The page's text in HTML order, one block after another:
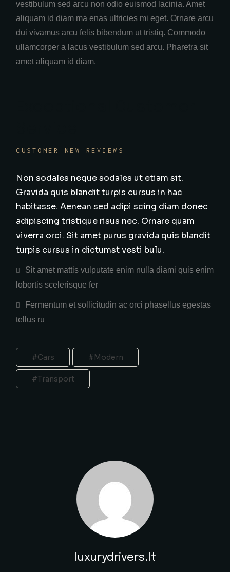
vestibulum sed arcu non odio euismod lacinia. Amet
aliquam id diam ma enas ultricies mi eget. Ornare arcu
dui vivamus arcu felis bibendum ut tristiq. Commodo
ullamcorper a lacus vestibulum sed arcu. Pharetra sit
amet aliquam id diam.
CUSTOMER NEW REVIEWS
Non sodales neque sodales ut etiam sit.
Gravida quis blandit turpis cursus in hac
habitasse. Aenean sed adipi scing diam donec
adipiscing tristique risus nec. Ornare quam
viverra orci. Sit amet purus gravida quis blandit
turpis cursus in dictumst vesti bulu.
Sit amet mattis vulputate enim nulla diami quis enim
lobortis scelerisque fer
Fermentum et sollicitudin ac orci phasellus egestas
tellus ru
Cars Modern
Transport
luxurydrivers.lt